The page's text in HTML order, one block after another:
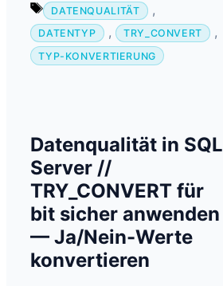
Schlagwörter
DATENQUALITÄT ,
DATENTYP , TRY_CONVERT ,
TYP-KONVERTIERUNG
Datenqualität in SQL
Server //
TRY_CONVERT für
bit sicher anwenden
— Ja/Nein-Werte
konvertieren